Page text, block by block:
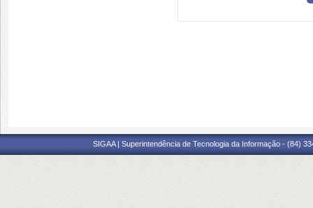
SIGAA | Superintendência de Tecnologia da Informação - (84)